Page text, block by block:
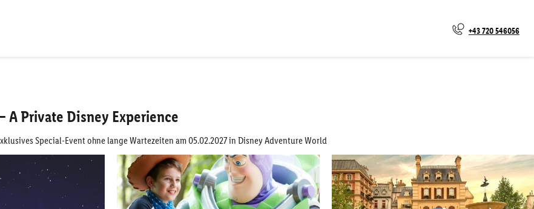
+43 720 546056
A Private Disney Experience
Special-Event ohne lange Wartezeiten am 05.02.2027 in Disney Adventure World